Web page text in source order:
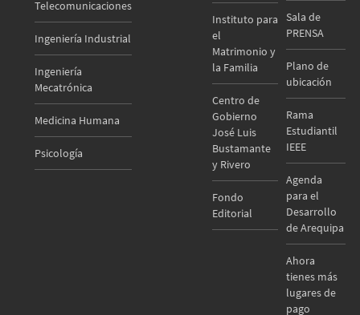
Telecomunicaciones
Ingeniería Industrial
Ingeniería
Mecatrónica
Medicina Humana
Psicología
Instituto para
el
Matrimonio y
la Familia
Centro de
Gobierno
José Luis
Bustamante
y Rivero
Fondo
Editorial
Sala de
PRENSA
Plano de
ubicación
Rama
Estudiantil
IEEE
Agenda
para el
Desarrollo
de Arequipa
Ahora
tienes más
lugares de
pago